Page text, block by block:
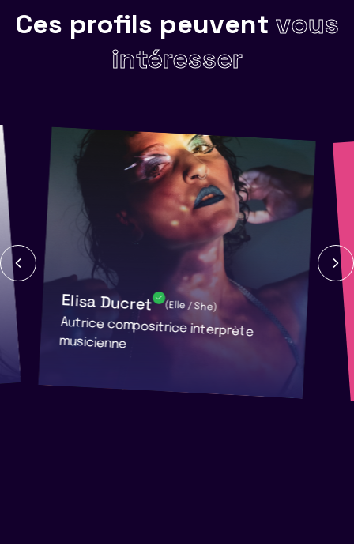
Ces profils peuvent vous
intéresser
Elisa Ducret (Elle / She)
Autrice compositrice interprète
musicienne